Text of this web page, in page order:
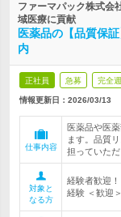
ファーマパック株式会
域医療に貢献
医薬品の【品質保
内
正社員 急募 完全
情報更新日：2026/03/13
仕事内容
医薬品や医
ます。品質
担っていただ
対象と
なる方
経験者歓迎
経験 ＜歓迎